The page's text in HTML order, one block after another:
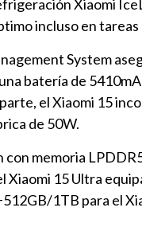
Xiaomi
incluso en
System
batería de
el Xiaomi 15
de 50W.
memoria
Xiaomi 15 Ultra
1TB para el